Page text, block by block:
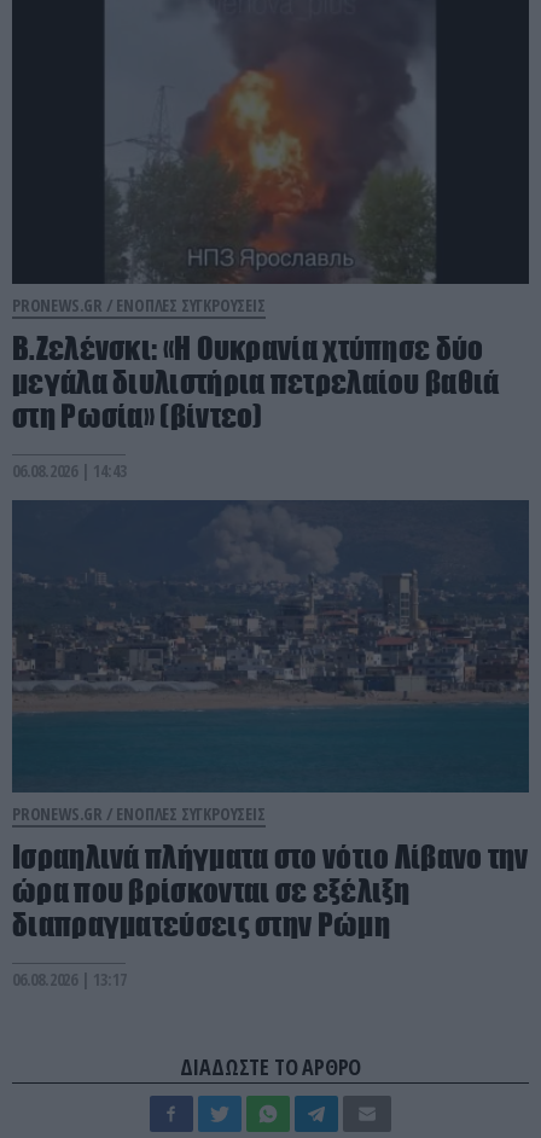
PRONEWS.GR / ΕΝΟΠΛΕΣ ΣΥΓΚΡΟΥΣΕΙΣ
Β.Ζελένσκι: «Η Ουκρανία χτύπησε δύο
μεγάλα διυλιστήρια πετρελαίου βαθιά
στη Ρωσία» (βίντεο)
06.08.2026 | 14:43
PRONEWS.GR / ΕΝΟΠΛΕΣ ΣΥΓΚΡΟΥΣΕΙΣ
Ισραηλινά πλήγματα στο νότιο Λίβανο την
ώρα που βρίσκονται σε εξέλιξη
διαπραγματεύσεις στην Ρώμη
06.08.2026 | 13:17
ΔΙΑΔΩΣΤΕ ΤΟ ΑΡΘΡΟ